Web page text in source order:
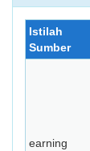
Istilah
Sumber
earning